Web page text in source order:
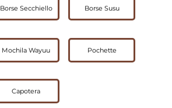
Borse Secchiello Borse Susu
Mochila Wayuu Pochette
Capotera